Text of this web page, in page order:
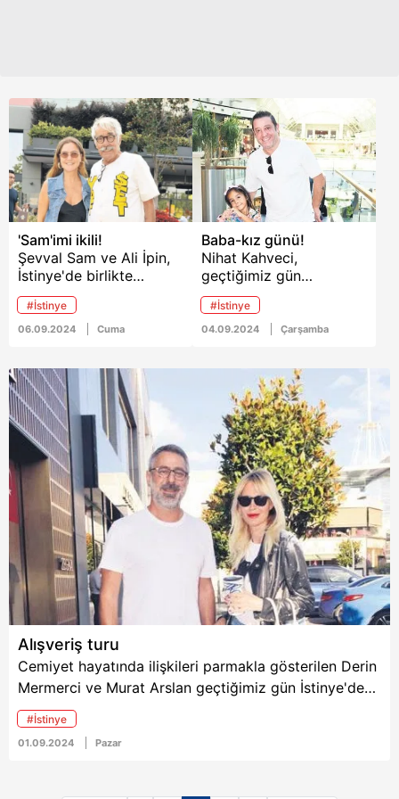
'Sam'imi ikili!
Şevval Sam ve Ali İpin,
İstinye'de birlikte
görüntülendi. Eski
dostlar, güzel havayı bol
sohbetli bir kahve içerek
#İstinye
06.09.2024 Cuma
Baba-kız günü!
Nihat Kahveci,
geçtiğimiz gün
İstinye'deydi. Kızı Selin
Kahveci ile mağazaları
gezen ünlü futbol
fotoğraf isteklerini
#İstinye
04.09.2024 Çarşamba
Alışveriş turu
Cemiyet hayatında ilişkileri parmakla gösterilen Derin
Mermerci ve Murat Arslan geçtiğimiz gün İstinye'deki
bir AVM'de görüntülendi.
#İstinye
01.09.2024 Pazar